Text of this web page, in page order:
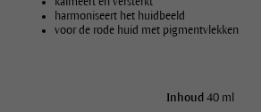
harmoniseert het huidbeeld
voor de rode huid met pigmentvlekken
Inhoud 40 ml